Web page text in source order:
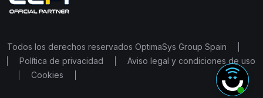
Todos los derechos reservados OptimaSys Group Spain
Política de privacidad
Aviso legal y condiciones de uso
Cookies